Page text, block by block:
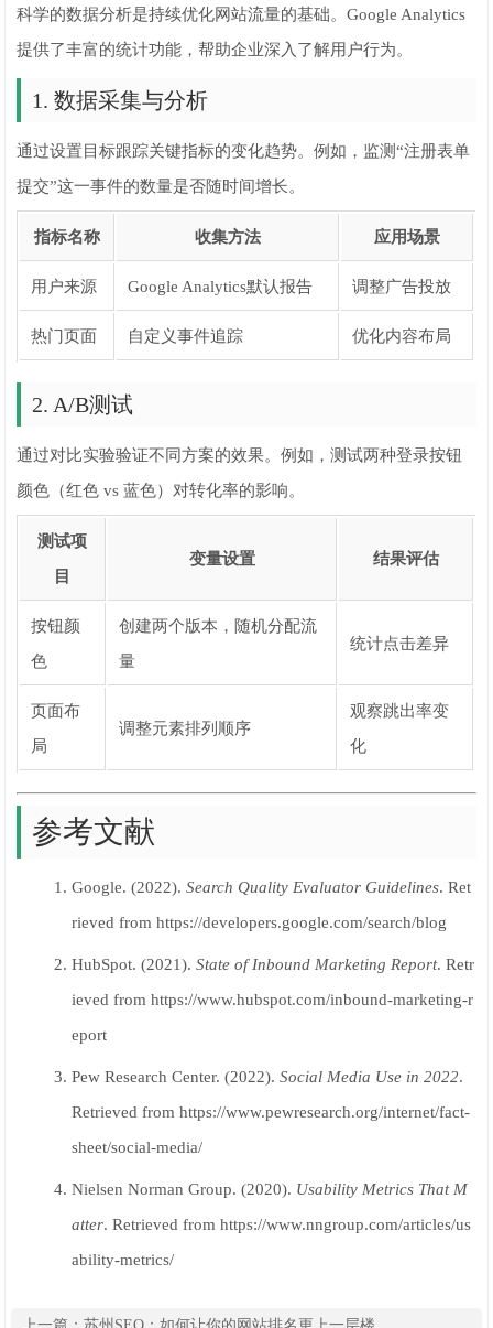
科学的数据分析是持续优化网站流量的基础。Google Analytics
提供了丰富的统计功能，帮助企业深入了解用户行为。
1. 数据采集与分析
通过设置目标跟踪关键指标的变化趋势。例如，监测“注册表单
提交”这一事件的数量是否随时间增长。
指标名称 收集方法 应用场景
用户来源 Google Analytics默认报告 调整广告投放
热门页面 自定义事件追踪 优化内容布局
2. A/B测试
通过对比实验验证不同方案的效果。例如，测试两种登录按钮
颜色（红色 vs 蓝色）对转化率的影响。
测试项
目
变量设置 结果评估
按钮颜
色
创建两个版本，随机分配流
量
统计点击差异
页面布
局
调整元素排列顺序
观察跳出率变
化
参考文献
Google. (2022).Search Quality Evaluator Guidelines. Ret
rieved from https://developers.google.com/search/blog
HubSpot. (2021).State of Inbound Marketing Report. Retr
ieved from https://www.hubspot.com/inbound-marketing-r
eport
Pew Research Center. (2022).Social Media Use in 2022.
Retrieved from https://www.pewresearch.org/internet/fact-
sheet/social-media/
Nielsen Norman Group. (2020). Usability Metrics That M
atter. Retrieved from https://www.nngroup.com/articles/us
ability-metrics/